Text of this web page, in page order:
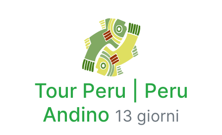
Tour Peru | Peru
Andino 13 giorni